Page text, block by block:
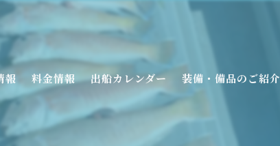
報 料金情報 出船カレンダー 装備・備品のご紹介